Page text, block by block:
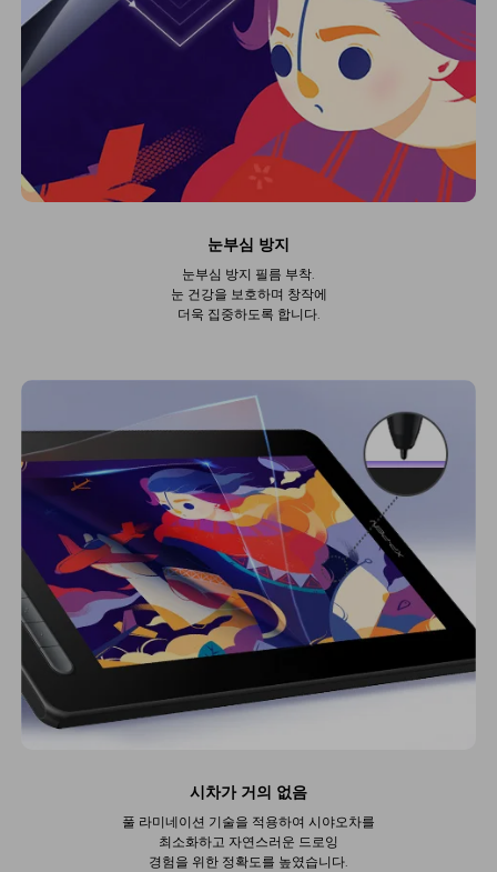
눈부심 방지
눈부심 방지 필름 부착.
눈 건강을 보호하며 창작에
더욱 집중하도록 합니다.
시차가 거의 없음
풀 라미네이션 기술을 적용하여 시야오차를
최소화하고 자연스러운 드로잉
경험을 위한 정확도를 높였습니다.